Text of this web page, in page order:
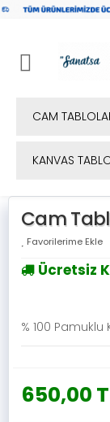
Mobil
CAM
KANVAS
Cam
Favorilerime Ekle
Ücretsiz
% 100 Pamuklu
650,00